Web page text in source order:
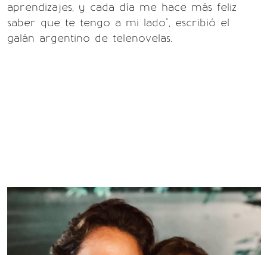
aprendizajes, y cada día me hace más feliz
saber que te tengo a mi lado", escribió el
galán argentino de telenovelas.